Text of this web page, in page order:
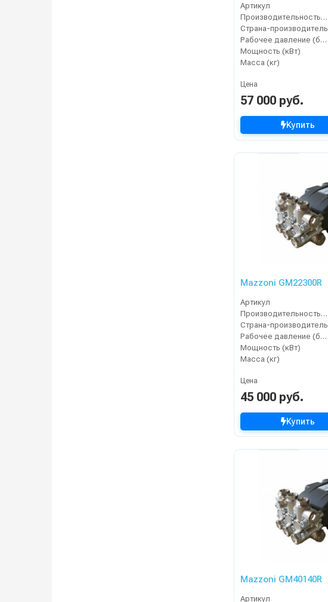
Артикул
Производительность (л/ч)
Страна-производитель
Рабочее давление (бар)
Мощность (кВт)
Масса (кг)
Цена
57 000 руб.
Купить
Mazzoni GM22300R
Артикул
Производительность (л/ч)
Страна-производитель
Рабочее давление (бар)
Мощность (кВт)
Масса (кг)
Цена
45 000 руб.
Купить
Mazzoni GM40140R
Артикул